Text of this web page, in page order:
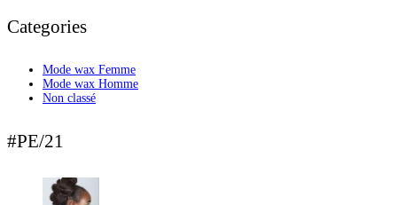
Categories
Mode wax Femme
Mode wax Homme
Non classé
#PE/21